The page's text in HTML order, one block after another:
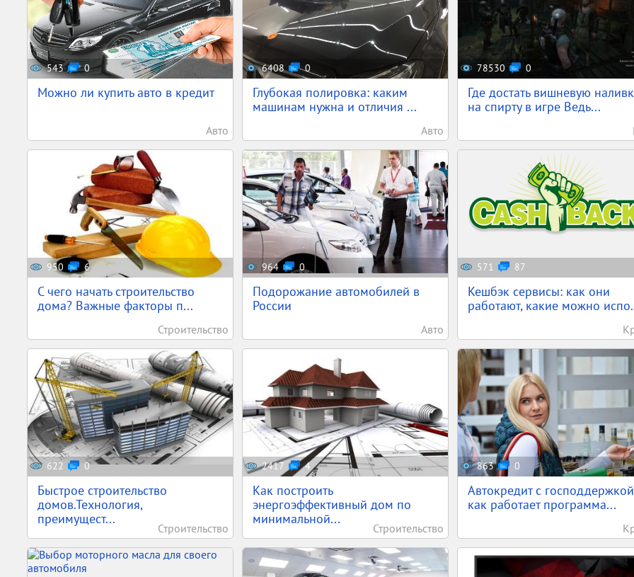
543 0
Можно ли купить авто в кредит
Авто
6408 0
Глубокая полировка: каким
машинам нужна и отличия ...
Авто
78530 0
Где достать вишневую
на спирту в игре Ведь...
950 6
С чего начать строительство
дома? Важные факторы п...
Строительство
964 0
Подорожание автомобилей в
России
Авто
571 87
Кешбэк сервисы: как они
работают, какие можно
622 0
Быстрое строительство
домов.Технология,
преимущест...
Строительство
2417 4
Как построить
энергоэффективный дом по
минимальной...
Строительство
863 0
Автокредит с
как работает программа...